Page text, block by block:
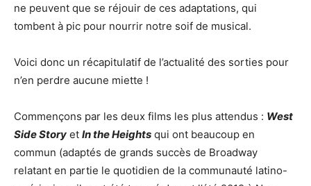
ne peuvent que se réjouir de ces adaptations, qui
tombent à pic pour nourrir notre soif de musical.
Voici donc un récapitulatif de l’actualité des sorties pour
n’en perdre aucune miette !
Commençons par les deux films les plus attendus : West
Side Story et In the Heights qui ont beaucoup en
commun (adaptés de grands succès de Broadway
relatant en partie le quotidien de la communauté latino-